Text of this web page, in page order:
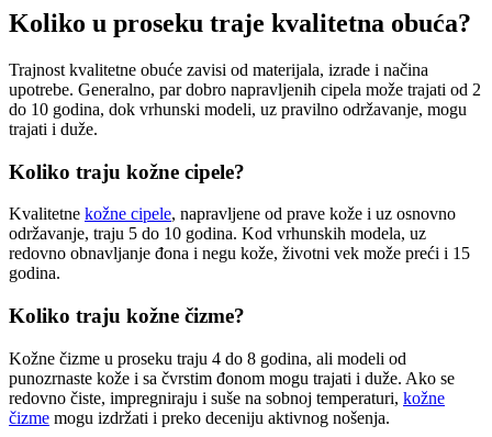
Koliko u proseku traje kvalitetna obuća?
Trajnost kvalitetne obuće zavisi od materijala, izrade i načina
upotrebe. Generalno, par dobro napravljenih cipela može trajati od 2
do 10 godina, dok vrhunski modeli, uz pravilno održavanje, mogu
trajati i duže.
Koliko traju kožne cipele?
Kvalitetne kožne cipele, napravljene od prave kože i uz osnovno
održavanje, traju 5 do 10 godina. Kod vrhunskih modela, uz
redovno obnavljanje đona i negu kože, životni vek može preći i 15
godina.
Koliko traju kožne čizme?
Kožne čizme u proseku traju 4 do 8 godina, ali modeli od
punozrnaste kože i sa čvrstim đonom mogu trajati i duže. Ako se
redovno čiste, impregniraju i suše na sobnoj temperaturi, kožne
čizme mogu izdržati i preko deceniju aktivnog nošenja.